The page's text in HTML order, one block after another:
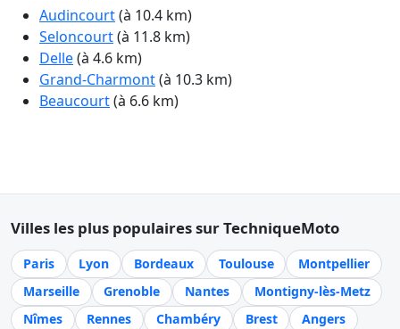
Audincourt(à 10.4 km)
Seloncourt(à 11.8 km)
Delle(à 4.6 km)
Grand-Charmont(à 10.3 km)
Beaucourt(à 6.6 km)
Villes les plus populaires sur TechniqueMoto
Paris Lyon Bordeaux Toulouse
Montpellier
Marseille
Grenoble Nantes
Montigny-lès-Metz
Nîmes
Rennes Chambéry Brest Angers